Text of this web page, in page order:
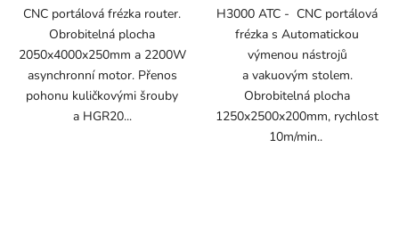
CNC portálová frézka router.
Obrobitelná plocha
2050x4000x250mm a 2200W
asynchronní motor. Přenos
pohonu kuličkovými šrouby
a HGR20...
H3000 ATC - CNC portálová
frézka s Automatickou
výmenou nástrojů
a vakuovým stolem.
Obrobitelná plocha
1250x2500x200mm, rychlost
10m/min..